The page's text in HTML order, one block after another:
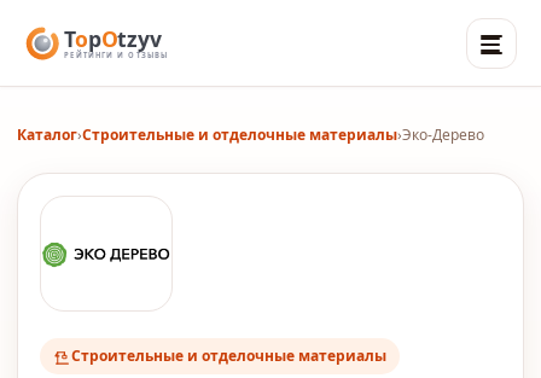
Каталог›Строительные и отделочные материалы›Эко-Дерево
Строительные и отделочные материалы